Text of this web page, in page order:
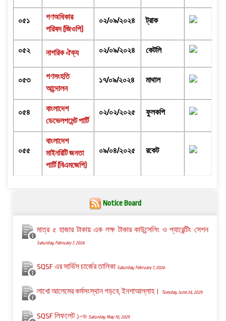
০৫১
গণঅধিকার
পরিষদ (জিওপি)
০২/০৯/২০২৪ ট্রাক
০৫২ নাগরিক ঐক্য ০২/০৯/২০২৪ কেটলি
০৫৩
গণসংহতি
আন্দোলন
১৭/০৯/২০২৪ মাথাল
০৫৪
বাংলাদেশ
ডেভেলপমেন্ট পার্টি
০২/০২/২০২৫ ফুলকপি
০৫৫
বাংলাদেশ
মাইনরিটি জনতা
পার্টি (বিএমজেপি)
০৯/০৪/২০২৫ রকেট
Notice Board
মাত্র ৫ হাজার টাকায় এক লক্ষ টাকার কাউন্সেলিং ও প্যারেন্টিং সেশন
Saturday, February 7, 2026
SQSF এর সার্ভিস চার্জের তালিকা Saturday, February 7, 2026
লাখো আলেমের কর্মসংস্থান গড়বে, ইনশাআল্লাহ। Tuesday, June 24, 2025
SQSF লিফলেট ১-৬ Saturday, May 10, 2025